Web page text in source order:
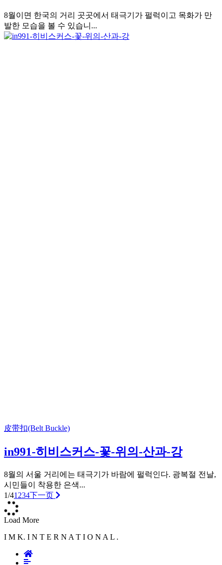
8월이면 한국의 거리 곳곳에서 태극기가 펄럭이고 목화가 만
발한 모습을 볼 수 있습니...
皮带扣(Belt Buckle)
in991-히비스커스-꽃-위의-산과-강
8월의 서울 거리에는 태극기가 바람에 펄럭인다. 광복절 전날,
시민들이 착용한 은색...
1/41 234下一页
Load More
I M K. I N T E R N A T I O N A L .